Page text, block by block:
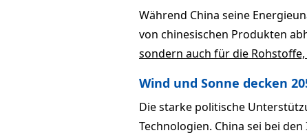
Während China seine
von chinesischen Produkten
sondern auch für die
Wind und Sonne decken
Die starke politische
Technologien. China sei bei